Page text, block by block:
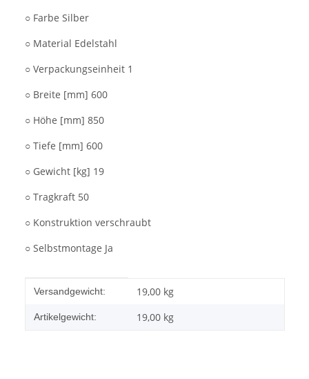
○ Farbe Silber
○ Material Edelstahl
○ Verpackungseinheit 1
○ Breite [mm] 600
○ Höhe [mm] 850
○ Tiefe [mm] 600
○ Gewicht [kg] 19
○ Tragkraft 50
○ Konstruktion verschraubt
○ Selbstmontage Ja
Produkteigenschaft
Wert
Versandgewicht: 19,00 kg
Artikelgewicht: 19,00 kg